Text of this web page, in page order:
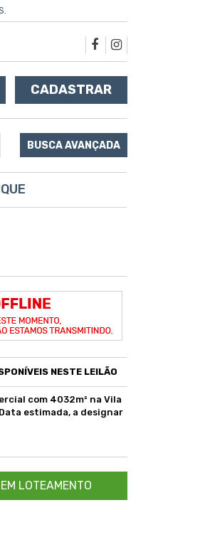
CADASTRAR
BUSCA AVANÇADA
NESTE LEILÃO
com 4032m² na Vila
estimada, a designar
EM LOTEAMENTO